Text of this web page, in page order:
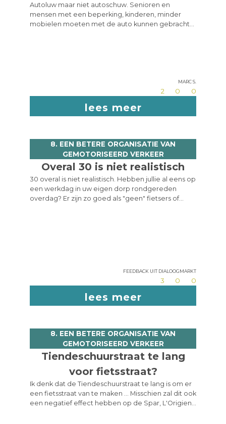
Autoluw maar niet autoschuw. Senioren en
mensen met een beperking, kinderen, minder
mobielen moeten met de auto kunnen gebracht
van buiten het dorp is zelfs de huidige toestand
niet altijd eenvoudig. Probeer in de Kerkstraat
zaal PAX geraakt. Genoeg parkeerplaats en niet bij
Marc S.
2 0 0
lees meer
8. EEN BETERE ORGANISATIE VAN
GEMOTORISEERD VERKEER
Overal 30 is niet realistisch
30 overal is niet realistisch. Hebben jullie al eens op
een werkdag in uw eigen dorp rondgereden
overdag? Er zijn zo goed als "geen" fietsers of
Feedback uit dialoogmarkt
3 0 0
lees meer
8. EEN BETERE ORGANISATIE VAN
GEMOTORISEERD VERKEER
Tiendeschuurstraat te lang
voor fietsstraat?
Ik denk dat de Tiendeschuurstraat te lang is om er
een fietsstraat van te maken ... Misschien zal dit ook
een negatief effect hebben op de Spar, L'Origien,